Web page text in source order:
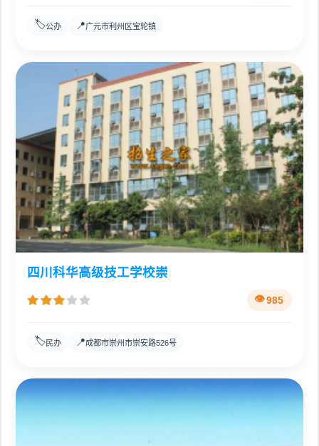
🏷️公办 📍广元市利州区宝轮镇
四川科华高级技工学校崇
985
🏷️民办 📍成都市崇州市崇安路526号